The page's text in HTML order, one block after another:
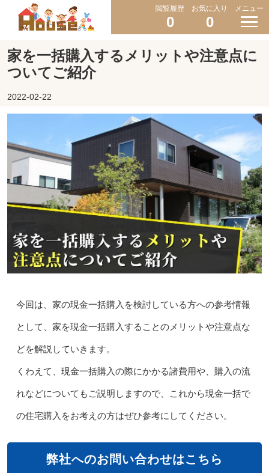
閲覧履歴
0
お気に入り
0
メニュー
家を一括購入するメリットや注意点に
ついてご紹介
2022-02-22
今回は、家の現金一括購入を検討している方への参考情報
として、家を現金一括購入することのメリットや注意点な
どを解説していきます。
くわえて、現金一括購入の際にかかる諸費用や、購入の流
れなどについてもご説明しますので、これから現金一括で
の住宅購入をお考えの方はぜひ参考にしてください。
弊社へのお問い合わせはこちら